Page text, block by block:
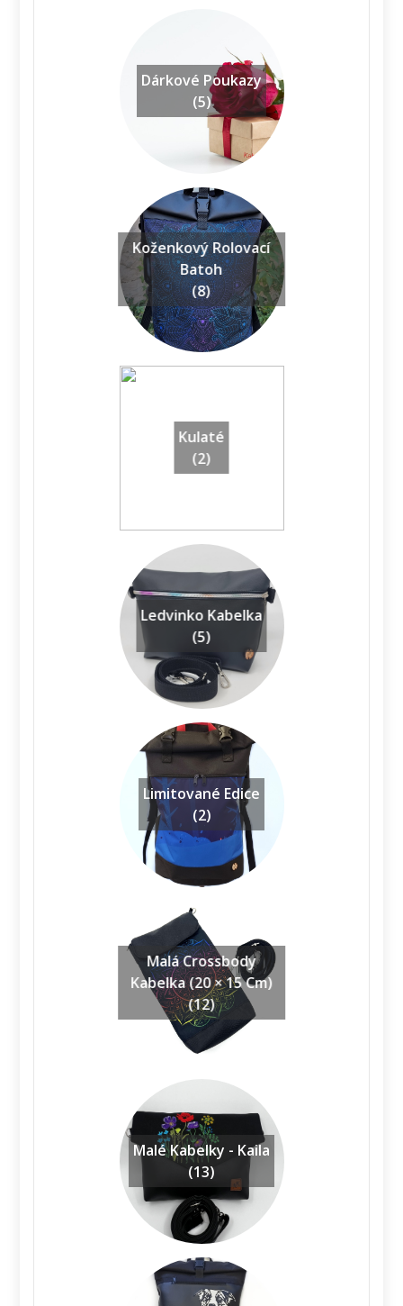
Dárkové Poukazy
(5)
Koženkový Rolovací
Batoh
(8)
Kulaté
(2)
Ledvinko Kabelka
(5)
Limitované Edice
(2)
Malá Crossbody
Kabelka (20 × 15 Cm)
(12)
Malé Kabelky - Kaila
(13)